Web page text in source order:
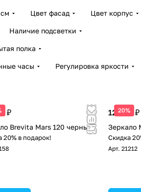
Цвет фасад Цвет корпус
Наличие подсветки
полка
часы
Регулировка яркости
₽
Brevita Mars 120 черный
20% в подарок!
20%
12 640 ₽
Зеркало
Скидка
Арт. 21212